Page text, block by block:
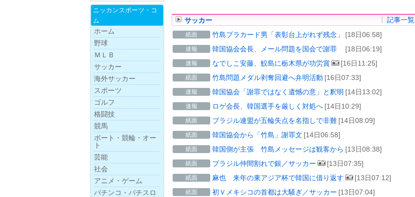
サッカー 記事一覧
紙面 竹島プラカード男「表彰台上がれず残念」 [18日06:58]
速報 韓国協会会長、メール問題を国会で謝罪 [18日06:19]
速報 なでしこ安藤、鮫島に栃木県が功労賞 [16日11:25]
紙面 竹島問題メダル剥奪回避へ弁明活動 [16日07:33]
速報 韓国協会「謝罪ではなく遺憾の意」と釈明 [14日13:02]
速報 ロゲ会長、韓国選手を厳しく対処へ [14日10:29]
紙面 ブラジル連盟が五輪失点を名指しで非難 [14日08:09]
紙面 韓国協会から「竹島」謝罪文 [14日06:58]
紙面 韓国側が主張 竹島メッセージは観客から [13日08:38]
紙面 ブラジル仲間割れで銀／サッカー [13日07:35]
紙面 麻也 来年の東アジア杯で韓国に借り返す [13日07:12]
紙面 初Ｖメキシコの首都は大騒ぎ／サッカー [13日07:04]
ニッカンスポーツ・ コ
ム
ホーム
野球
ＭＬＢ
サッカー
海外サッカー
スポーツ
ゴルフ
格闘技
競馬
ボー ト・ 競輪・ オー
ト
芸能
社会
アニメ・ゲーム
パチンコ・パチスロ